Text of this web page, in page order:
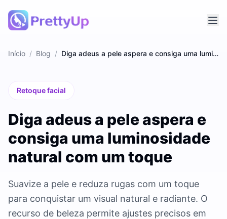
Início / Blog / Diga adeus a pele aspera e consiga uma luminosidade natural com um toque
Retoque facial
Diga adeus a pele aspera e
consiga uma luminosidade
natural com um toque
Suavize a pele e reduza rugas com um toque
para conquistar um visual natural e radiante. O
recurso de beleza permite ajustes precisos em